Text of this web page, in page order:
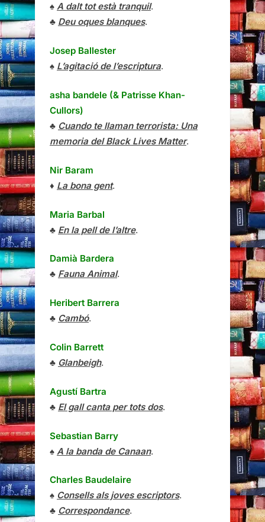
♠ A dalt tot està tranquil.
♣ Deu oques blanques.
Josep Ballester
♠ L’agitació de l’escriptura.
asha bandele (& Patrisse Khan-
Cullors)
♣ Cuando te llaman terrorista: Una
memoria del Black Lives Matter.
Nir Baram
♦ La bona gent.
Maria Barbal
♣ En la pell de l’altre.
Damià Bardera
♣ Fauna Animal.
Heribert Barrera
♣ Cambó.
Colin Barrett
♣ Glanbeigh.
Agustí Bartra
♣ El gall canta per tots dos.
Sebastian Barry
♠ A la banda de Canaan.
Charles Baudelaire
♠ Consells als joves escriptors.
♣ Correspondance.